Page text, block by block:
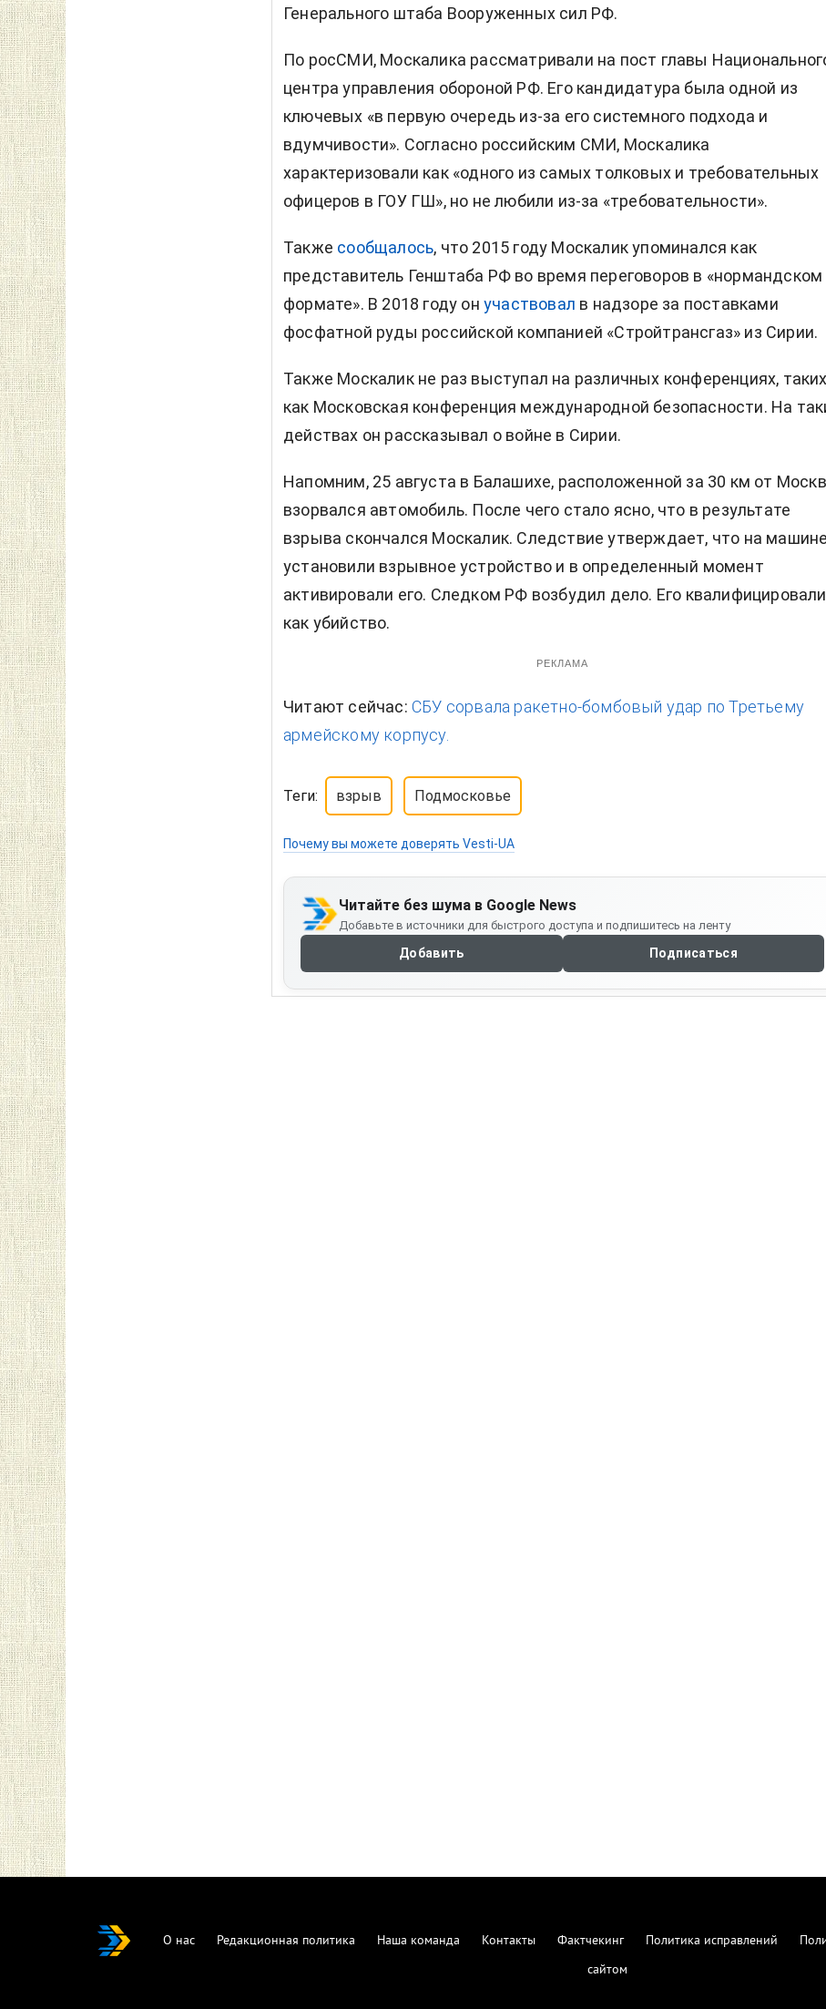
Генерального штаба Вооруженных сил РФ.
По росСМИ, Москалика рассматривали на пост главы
центра управления обороной РФ. Его кандидатура была одной из
ключевых «в первую очередь из-за его системного подхода и
вдумчивости». Согласно российским СМИ, Москалика
характеризовали как «одного из самых толковых и требовательных
офицеров в ГОУ ГШ», но не любили из-за «требовательности».
Также сообщалось, что 2015 году Москалик упоминался как
представитель Генштаба РФ во время переговоров в «нормандском
формате». В 2018 году он участвовал в надзоре за поставками
фосфатной руды российской компанией «Стройтрансгаз» из Сирии.
Также Москалик не раз выступал на различных конференциях, таких
как Московская конференция международной безопасности. На
действах он рассказывал о войне в Сирии.
Напомним, 25 августа в Балашихе, расположенной за 30 км от
взорвался автомобиль. После чего стало ясно, что в результате
взрыва скончался Москалик. Следствие утверждает, что на машине
установили взрывное устройство и в определенный момент
активировали его. Следком РФ возбудил дело. Его квалифицировали
как убийство.
РЕКЛАМА
Читают сейчас: СБУ сорвала ракетно-бомбовый удар по Третьему
армейскому корпусу.
Теги: взрыв Подмосковье
Почему вы можете доверять Vesti-UA
Читайте без шума в Google News
Добавьте в источники для быстрого доступа и подпишитесь на ленту
Добавить Подписаться
О нас Редакционная политика Наша команда Контакты Фактчекинг Политика исправлений
сайтом